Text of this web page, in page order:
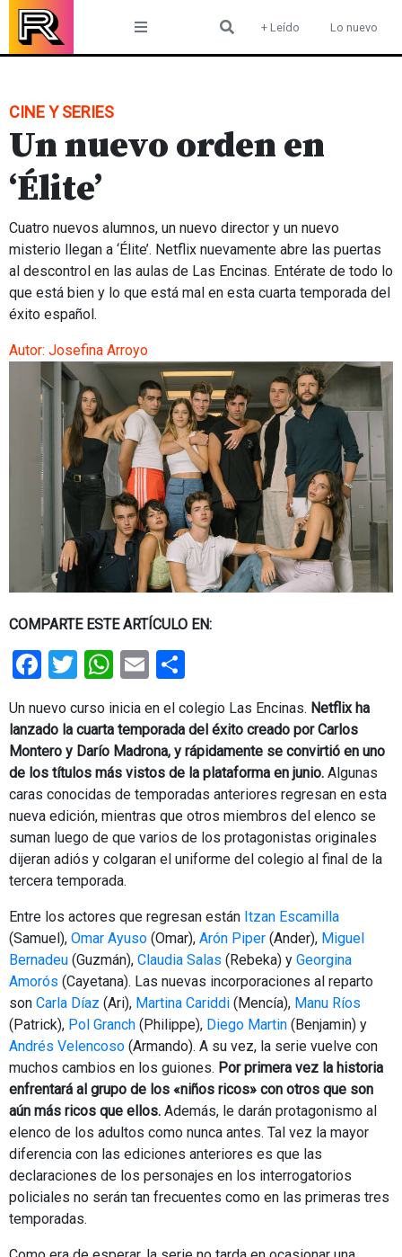
Skip
content
+ Leído Lo nuevo
CINE Y SERIES
Un nuevo orden en
‘Élite’
Cuatro nuevos alumnos, un nuevo director y un nuevo
misterio llegan a ‘Élite’. Netflix nuevamente abre las puertas
al descontrol en las aulas de Las Encinas. Entérate de todo lo
que está bien y lo que está mal en esta cuarta temporada del
éxito español.
Autor: Josefina Arroyo
COMPARTE ESTE ARTÍCULO EN:
Facebook
Twitter
WhatsApp
Email
Un nuevo curso inicia en el colegio Las Encinas. Netflix ha
lanzado la cuarta temporada del éxito creado por Carlos
Montero y Darío Madrona, y rápidamente se convirtió en uno
de los títulos más vistos de la plataforma en junio. Algunas
caras conocidas de temporadas anteriores regresan en esta
nueva edición, mientras que otros miembros del elenco se
suman luego de que varios de los protagonistas originales
dijeran adiós y colgaran el uniforme del colegio al final de la
tercera temporada.
Entre los actores que regresan están Itzan Escamilla
(Samuel), Omar Ayuso (Omar), Arón Piper (Ander), Miguel
Bernadeu (Guzmán), Claudia Salas (Rebeka) y Georgina
Amorós (Cayetana). Las nuevas incorporaciones al reparto
son Carla Díaz (Ari), Martina Cariddi (Mencía), Manu Ríos
(Patrick), Pol Granch (Philippe), Diego Martin (Benjamin) y
Andrés Velencoso (Armando). A su vez, la serie vuelve con
muchos cambios en los guiones. Por primera vez la historia
enfrentará al grupo de los «niños ricos» con otros que son
aún más ricos que ellos. Además, le darán protagonismo al
elenco de los adultos como nunca antes. Tal vez la mayor
diferencia con las ediciones anteriores es que las
declaraciones de los personajes en los interrogatorios
policiales no serán tan frecuentes como en las primeras tres
temporadas.